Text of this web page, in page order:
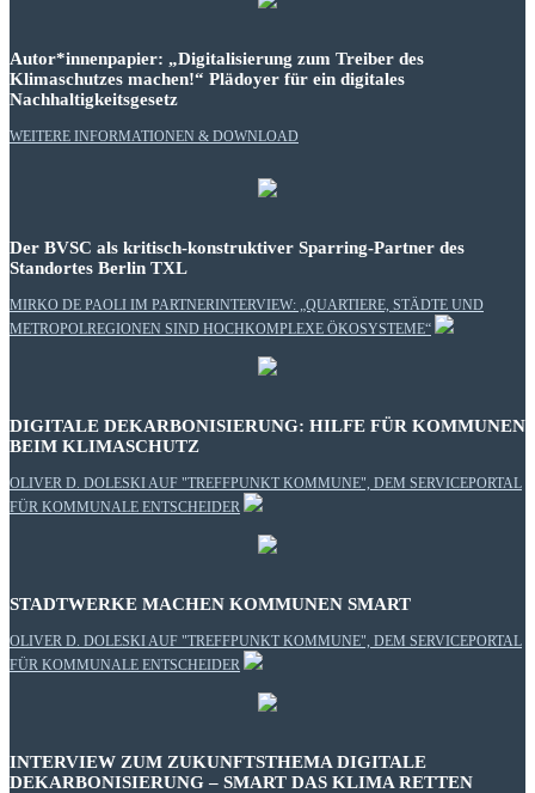
Autor*innenpapier: „Digitalisierung zum Treiber des
Klimaschutzes machen!“ Plädoyer für ein digitales
Nachhaltigkeitsgesetz
WEITERE INFORMATIONEN & DOWNLOAD
Der BVSC als kritisch-konstruktiver Sparring-Partner des
Standortes Berlin TXL
MIRKO DE PAOLI IM PARTNERINTERVIEW: „QUARTIERE, STÄDTE UND
METROPOLREGIONEN SIND HOCHKOMPLEXE ÖKOSYSTEME“
DIGITALE DEKARBONISIERUNG: HILFE FÜR KOMMUNEN
BEIM KLIMASCHUTZ
OLIVER D. DOLESKI AUF "TREFFPUNKT KOMMUNE", DEM SERVICEPORTAL
FÜR KOMMUNALE ENTSCHEIDER
STADTWERKE MACHEN KOMMUNEN SMART
OLIVER D. DOLESKI AUF "TREFFPUNKT KOMMUNE", DEM SERVICEPORTAL
FÜR KOMMUNALE ENTSCHEIDER
INTERVIEW ZUM ZUKUNFTSTHEMA DIGITALE
DEKARBONISIERUNG – SMART DAS KLIMA RETTEN